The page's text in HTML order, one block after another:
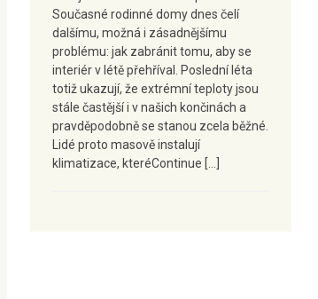
Současné rodinné domy dnes čelí
dalšímu, možná i zásadnějšímu
problému: jak zabránit tomu, aby se
interiér v létě přehříval. Poslední léta
totiž ukazují, že extrémní teploty jsou
stále častější i v našich končinách a
pravděpodobně se stanou zcela běžné.
Lidé proto masově instalují
klimatizace, kteréContinue […]